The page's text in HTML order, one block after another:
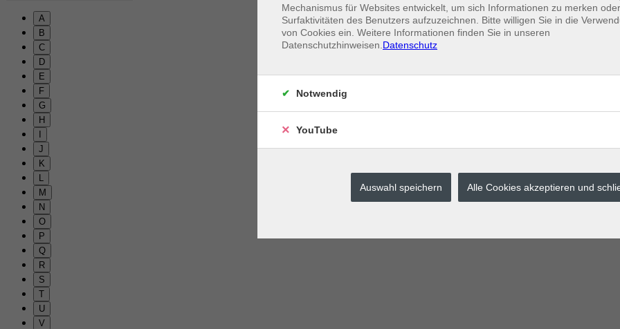
A
B
C
D
E
F
G
H
J
K
M
N
O
P
Q
R
S
T
U
V
Mechanismus für Websites entwickelt, um sich Informationen zu merken
Surfaktivitäten des Benutzers aufzuzeichnen. Bitte willigen Sie in die
von Cookies ein. Weitere Informationen finden Sie in unseren
Datenschutzhinweisen. Datenschutz
Notwendig
YouTube
Auswahl speichern Alle Cookies akzeptieren und